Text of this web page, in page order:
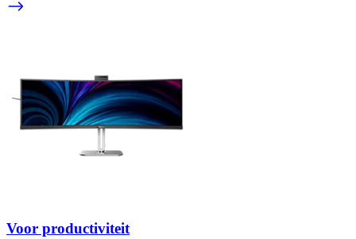
Voor productiviteit